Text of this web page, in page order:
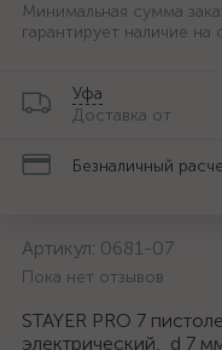
Минимальная сумма
гарантирует наличие на
Уфа
Доставка от
Безналичный
Артикул: 0681-07
Пока нет отзывов
STAYER PRO 7
электрический, d 7